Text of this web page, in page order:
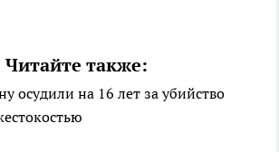
Читайте также:
осудили на 16 лет за убийство